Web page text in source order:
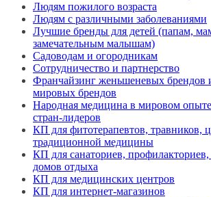
Людям пожилого возраста
Людям с различными заболеваниями
Лучшие бренды для детей (папам,
замечательным малышам)
Садоводам и огородникам
Сотрудничество и партнерство
Франчайзинг женьшеневых брендов
мировых брендов
Народная медицина в мировом
стран-лидеров
КП для фитотерапевтов, травников,
традиционной медицины
КП для санаториев,
домов отдыха
КП для медицинских центров
КП для интернет-магазинов